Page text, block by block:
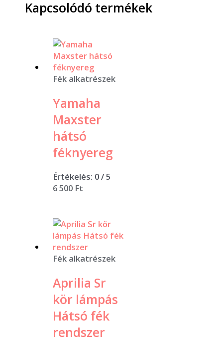
Kapcsolódó termékek
Fék alkatrészek
Yamaha
Maxster
hátsó
féknyereg
Értékelés: 0/ 5
6 500 Ft
Fék alkatrészek
Aprilia Sr
kör lámpás
Hátsó fék
rendszer